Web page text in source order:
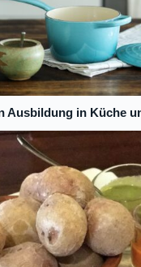
Ausbildung in Küche